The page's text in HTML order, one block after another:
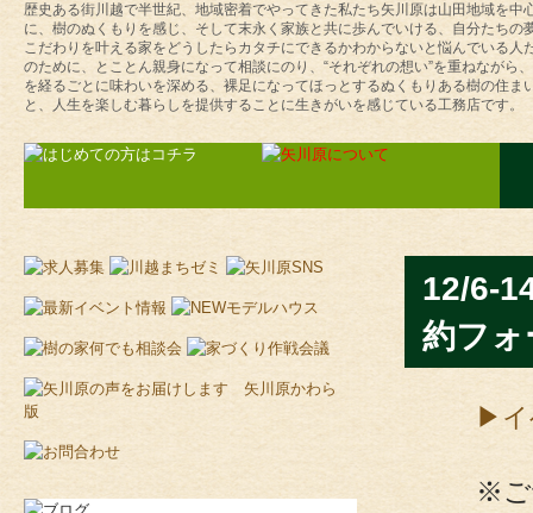
歴史ある街川越で半世紀、地域密着でやってきた私たち矢川原は山田地域を中
に、樹のぬくもりを感じ、そして末永く家族と共に歩んでいける、自分たちの
こだわりを叶える家をどうしたらカタチにできるかわからないと悩んでいる人
のために、とことん親身になって相談にのり、“それぞれの想い”を重ねながら
を経るごとに味わいを深める、裸足になってほっとするぬくもりある樹の住ま
と、人生を楽しむ暮らしを提供することに生きがいを感じている工務店です。
12/6-
約フォ
▶イ
※ご